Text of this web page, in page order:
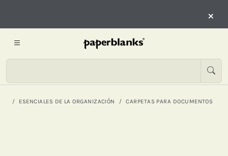
×
ESENCIALES DE LA ORGANIZACIÓN CARPETAS PARA DOCUMENTOS